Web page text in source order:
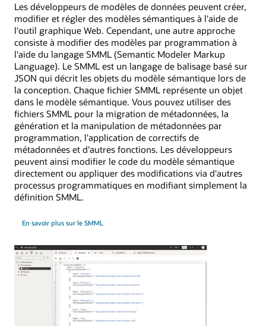
Les développeurs de modèles de données peuvent créer,
modifier et régler des modèles sémantiques à l'aide de
l'outil graphique Web. Cependant, une autre approche
consiste à modifier des modèles par programmation à
l'aide du langage SMML (Semantic Modeler Markup
Language). Le SMML est un langage de balisage basé sur
JSON qui décrit les objets du modèle sémantique lors de
la conception. Chaque fichier SMML représente un objet
dans le modèle sémantique. Vous pouvez utiliser des
fichiers SMML pour la migration de métadonnées, la
génération et la manipulation de métadonnées par
programmation, l'application de correctifs de
métadonnées et d'autres fonctions. Les développeurs
peuvent ainsi modifier le code du modèle sémantique
directement ou appliquer des modifications via d'autres
processus programmatiques en modifiant simplement la
définition SMML.
En savoir plus sur le SMML